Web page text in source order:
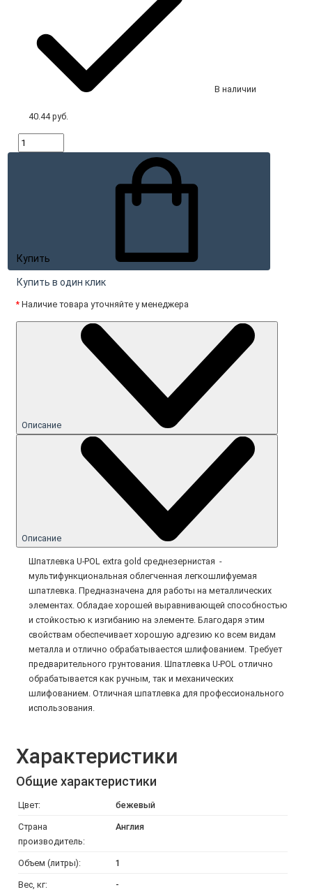
В наличии
40.44 руб.
Купить
Купить в один клик
* Наличие товара уточняйте у менеджера
Описание
Описание
Шпатлевка U-POL extra gold среднезернистая -
мультифункциональная облегченная легкошлифуемая
шпатлевка. Предназначена для работы на металлических
элементах. Обладае хорошей выравнивающей способностью
и стойкостью к изгибанию на элементе. Благодаря этим
свойствам обеспечивает хорошую адгезию ко всем видам
металла и отлично обрабатываестся шлифованием. Требует
предварительного грунтования. Шпатлевка U-POL отлично
обрабатывается как ручным, так и механических
шлифованием. Отличная шпатлевка для профессионального
использования.
Характеристики
Общие характеристики
Цвет: бежевый
Страна
производитель:
Англия
Объем (литры): 1
Вес, кг: -